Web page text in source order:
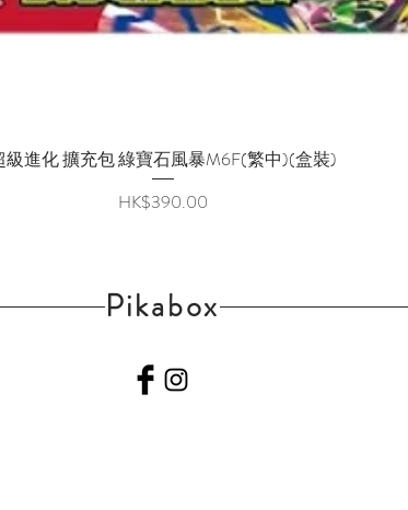
快速瀏覽
級進化 擴充包 綠寶石風暴M6F(繁中)(盒裝)
價格
HK$390.00
Pikabox